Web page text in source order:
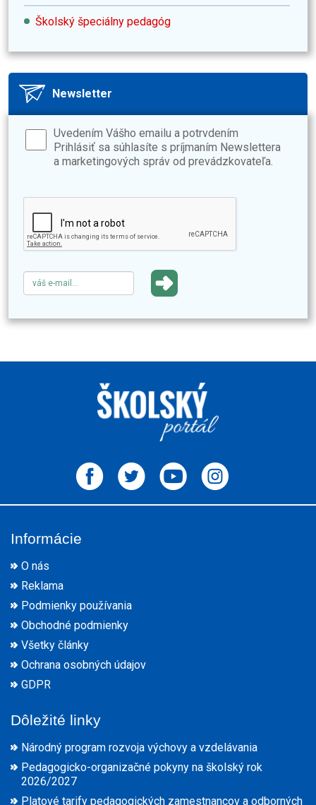
Školský špeciálny pedagóg
Newsletter
Uvedením Vášho emailu a potrvdením
Prihlásiť sa súhlasíte s príjmaním Newslettera
a marketingových správ od prevádzkovateľa.
Informácie
O nás
Reklama
Podmienky používania
Obchodné podmienky
Všetky články
Ochrana osobných údajov
GDPR
Dôležité linky
Národný program rozvoja výchovy a vzdelávania
Pedagogicko-organizačné pokyny na školský rok
2026/2027
Platové tarify pedagogických zamestnancov a odborných